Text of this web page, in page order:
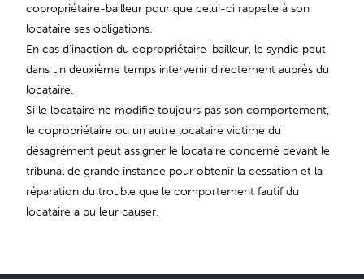
copropriétaire-bailleur pour que celui-ci rappelle à son
locataire ses obligations.
En cas d’inaction du copropriétaire-bailleur, le syndic peut
dans un deuxième temps intervenir directement auprès du
locataire.
Si le locataire ne modifie toujours pas son comportement,
le copropriétaire ou un autre locataire victime du
désagrément peut assigner le locataire concerné devant le
tribunal de grande instance pour obtenir la cessation et la
réparation du trouble que le comportement fautif du
locataire a pu leur causer.